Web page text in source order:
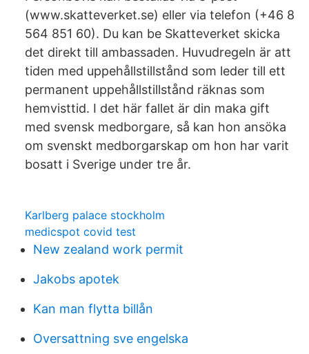
(www.skatteverket.se) eller via telefon (+46 8
564 851 60). Du kan be Skatteverket skicka
det direkt till ambassaden. Huvudregeln är att
tiden med uppehållstillstånd som leder till ett
permanent uppehållstillstånd räknas som
hemvisttid. I det här fallet är din maka gift
med svensk medborgare, så kan hon ansöka
om svenskt medborgarskap om hon har varit
bosatt i Sverige under tre år.
Karlberg palace stockholm
medicspot covid test
New zealand work permit
Jakobs apotek
Kan man flytta billån
Oversattning sve engelska